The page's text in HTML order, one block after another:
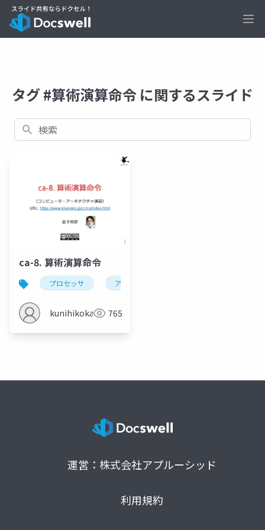
タグ #算術演算命令 に関するスライド
検索
ca-8. 算術演算命令
プロセッサ アセンブリ言語
kunihikokaneko765
運営：株式会社アプルーシッド
利用規約